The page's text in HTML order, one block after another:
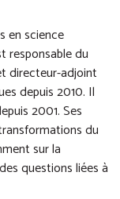
en science
responsable du
directeur-adjoint
depuis 2010. Il
2001. Ses
du
sur la
questions liées à